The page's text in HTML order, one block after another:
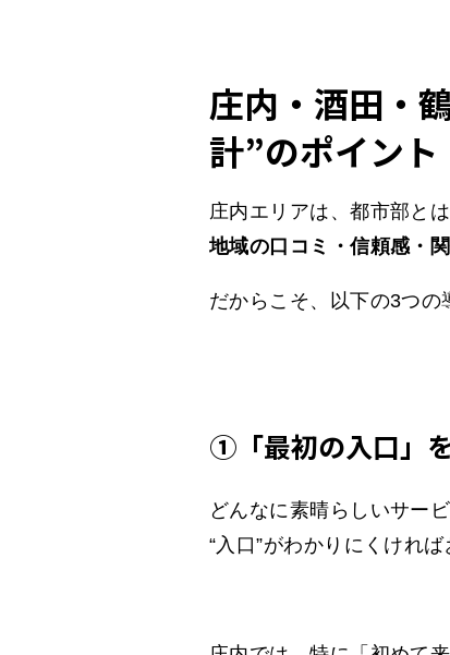
庄内・酒田・
計”のポイント
庄内エリアは、都市部とは
地域の口コミ・信頼感・
だからこそ、以下の3つの
①「最初の入口」
どんなに素晴らしいサービ
“入口”がわかりにくけれ